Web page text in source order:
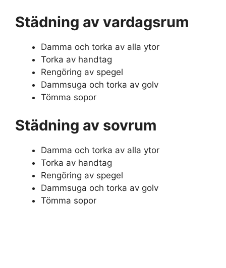
Städning av vardagsrum
Damma och torka av alla ytor
Torka av handtag
Rengöring av spegel
Dammsuga och torka av golv
Tömma sopor
Städning av sovrum
Damma och torka av alla ytor
Torka av handtag
Rengöring av spegel
Dammsuga och torka av golv
Tömma sopor